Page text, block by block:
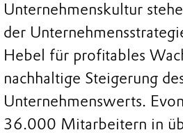
Unternehmenskultur
der
Hebel für profitables
nachhaltige Steigerung
Unternehmenswerts.
36.000 Mitarbeitern in